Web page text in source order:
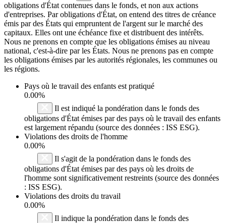
obligations d'État contenues dans le fonds, et non aux actions
d'entreprises. Par obligations d'État, on entend des titres de créance
émis par des États qui empruntent de l'argent sur le marché des
capitaux. Elles ont une échéance fixe et distribuent des intérêts.
Nous ne prenons en compte que les obligations émises au niveau
national, c'est-à-dire par les États. Nous ne prenons pas en compte
les obligations émises par les autorités régionales, les communes ou
les régions.
Pays où le travail des enfants est pratiqué
0.00%
Il est indiqué la pondération dans le fonds des
obligations d'État émises par des pays où le travail des enfants
est largement répandu (source des données : ISS ESG).
Violations des droits de l'homme
0.00%
Il s'agit de la pondération dans le fonds des
obligations d'État émises par des pays où les droits de
l'homme sont significativement restreints (source des données
: ISS ESG).
Violations des droits du travail
0.00%
Il indique la pondération dans le fonds des